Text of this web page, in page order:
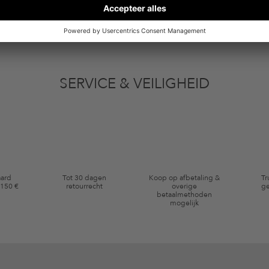
SERVICE & VEILIGHEID
€
Tot 30 dagen
retourrecht
Koop op afbetaling &
overige
betaalmethoden
mogelijk